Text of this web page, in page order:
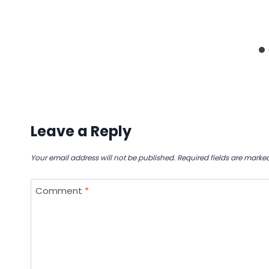
Leave a Reply
Your email address will not be published. Required fields are
Comment *